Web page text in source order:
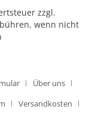
zzgl.
wenn nicht
Über uns
Versandkosten